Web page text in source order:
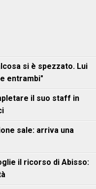
si è spezzato. Lui
entrambi"
il suo staff in
sale: arriva una
il ricorso di Abisso: